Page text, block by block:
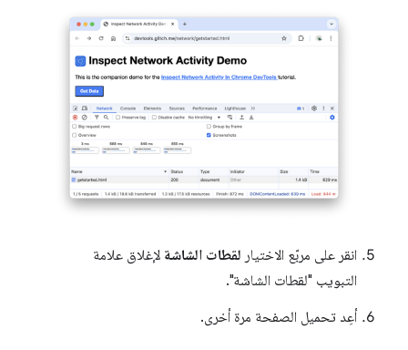
انقر على مربّع الاختيار لقطات الشاشة لإغلاق علامة
التبويب "لقطات الشاشة".
أعِد تحميل الصفحة مرة أخرى.